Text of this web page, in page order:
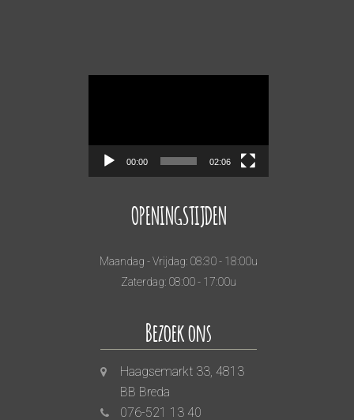
00:00 02:06
OPENINGSTIJDEN
Maandag - Vrijdag: 08:30 - 18:00u
Zaterdag: 08:00 - 17:00u
Bezoek ons
Haagsemarkt 33, 4813
BB Breda
076-521 13 40